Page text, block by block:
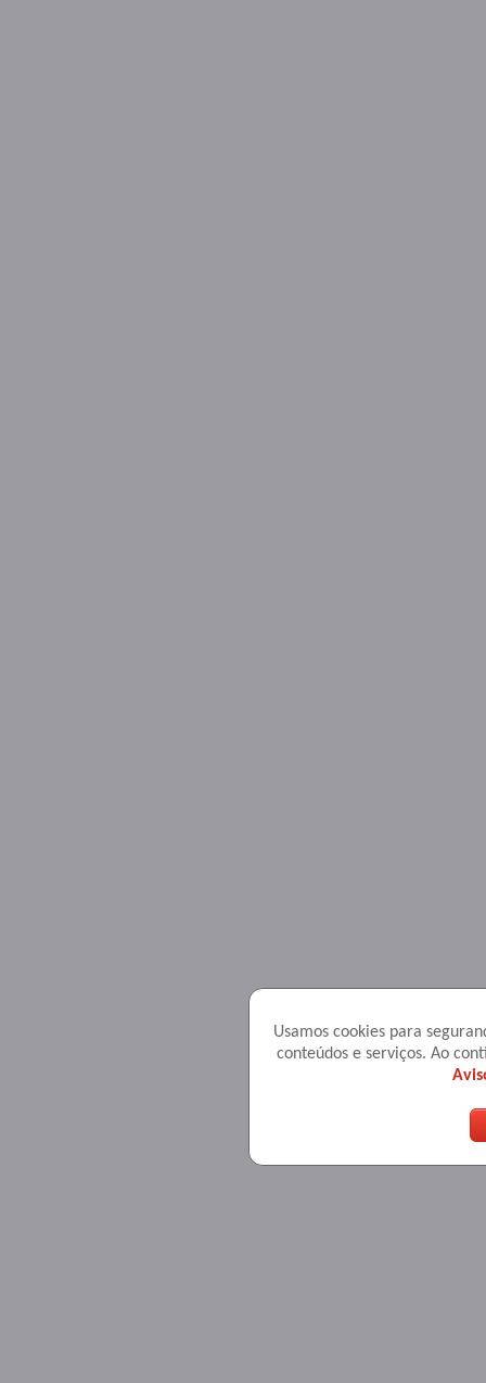
Usamos cookies para
conteúdos e serviços. Ao